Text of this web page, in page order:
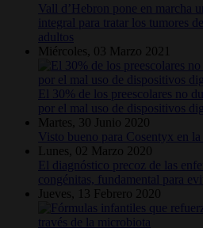
Vall d’Hebron pone en marcha
integral para tratar los tumores
adultos
Miércoles, 03 Marzo 2021
El 30% de los preescolares no
por el mal uso de dispositivos
Martes, 30 Junio 2020
Visto bueno para Cosentyx en
Lunes, 02 Marzo 2020
El diagnóstico precoz de las
congénitas, fundamental para
Jueves, 13 Febrero 2020